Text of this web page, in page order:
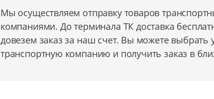
Мы осуществляем отправку товаров
компаниями. До терминала ТК доставка
довезем заказ за наш счет. Вы можете выбрать
транспортную компанию и получить заказ в